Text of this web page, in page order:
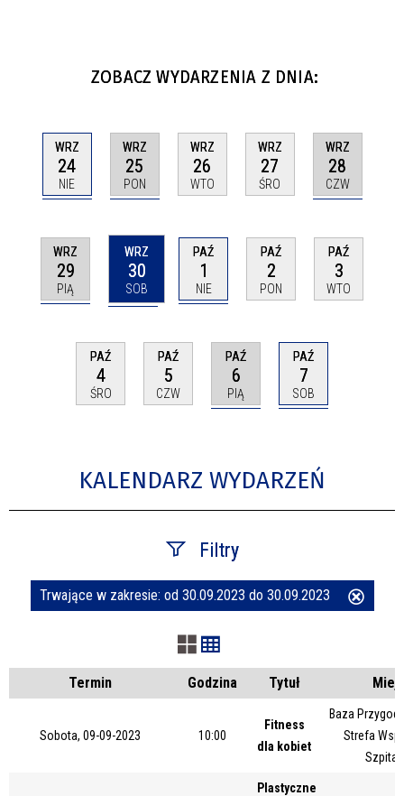
ZOBACZ WYDARZENIA Z DNIA:
WRZ
24
NIE
WRZ
25
PON
WRZ
26
WTO
WRZ
27
ŚRO
WRZ
28
CZW
WRZ
29
PIĄ
WRZ
30
SOB
PAŹ
1
NIE
PAŹ
2
PON
PAŹ
3
WTO
PAŹ
4
ŚRO
PAŹ
5
CZW
PAŹ
6
PIĄ
PAŹ
7
SOB
KALENDARZ WYDARZEŃ
Filtry
Szukana fraza
Kategoria
Trwające w zakresie
Trwające w zakresie: od 30.09.2023 do 30.09.2023
Termin Godzina Tytuł
Sobota, 09-09-2023 10:00
Fitness
dla kobiet
Baza
Strefa
Plastyczne